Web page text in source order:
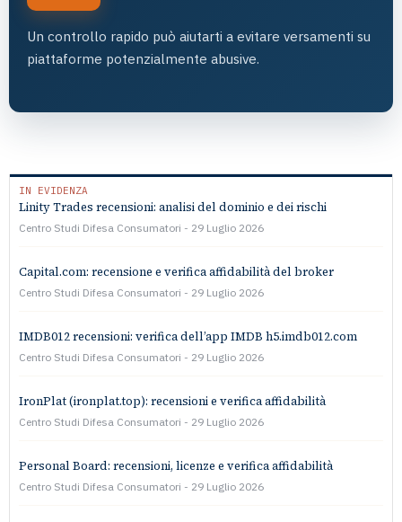
Un controllo rapido può aiutarti a evitare versamenti su
piattaforme potenzialmente abusive.
IN EVIDENZA
Linity Trades recensioni: analisi del dominio e dei rischi
Centro Studi Difesa Consumatori 29 Luglio 2026
Capital.com: recensione e verifica affidabilità del broker
Centro Studi Difesa Consumatori 29 Luglio 2026
IMDB012 recensioni: verifica dell’app IMDB h5.imdb012.com
Centro Studi Difesa Consumatori 29 Luglio 2026
IronPlat (ironplat.top): recensioni e verifica affidabilità
Centro Studi Difesa Consumatori 29 Luglio 2026
Personal Board: recensioni, licenze e verifica affidabilità
Centro Studi Difesa Consumatori 29 Luglio 2026